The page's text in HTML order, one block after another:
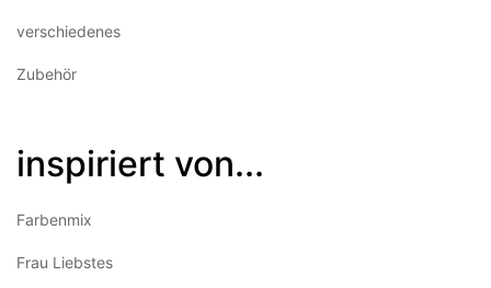
verschiedenes
Zubehör
inspiriert von...
Farbenmix
Frau Liebstes